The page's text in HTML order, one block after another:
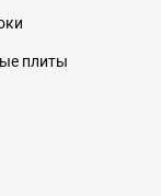
плиты